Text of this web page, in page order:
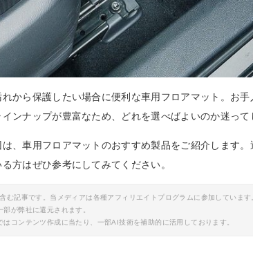
から保護したい場合に便利な車用フロアマット。お手
インナップが豊富なため、どれを選べばよいのか迷っ
は、車用フロアマットのおすすめ製品をご紹介します
方はぜひ参考にしてみてください。
む記事です。当メディアは各種アフィリエイトプログラムに参加していま
部が弊社に還元されます。
コンテンツ作成に当たり、一部AI技術を補助的に活用しております。